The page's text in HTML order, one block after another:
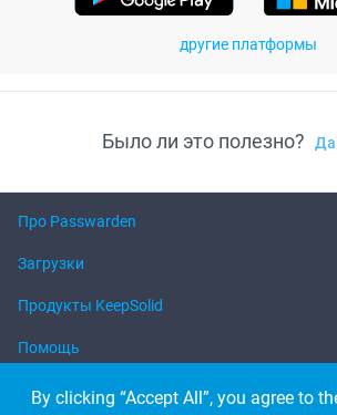
другие платформы
Было ли это полезно? Да
Про Passwarden
Загрузки
Продукты KeepSolid
Помощь
By clicking “Accept All”, you agree to